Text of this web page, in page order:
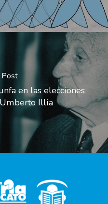
en las elecciones
Illia